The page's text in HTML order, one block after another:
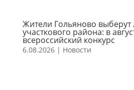
Жители Гольяново выберут
участкового района: в
всероссийский конкурс
6.08.2026| Новости